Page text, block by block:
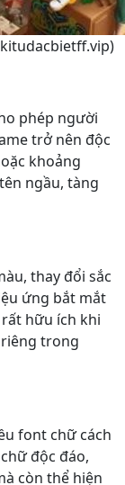
phép người
trở nên độc
khoảng
ngầu, tàng
thay đổi sắc
ứng bắt mắt
hữu ích khi
trong
font chữ cách
độc đáo,
còn thể hiện